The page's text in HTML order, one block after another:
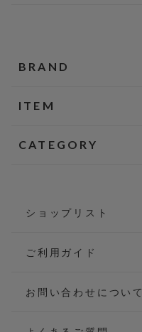
BRAND
ITEM
CATEGORY
ショップリスト
ご利用ガイド
お問い合わせについて